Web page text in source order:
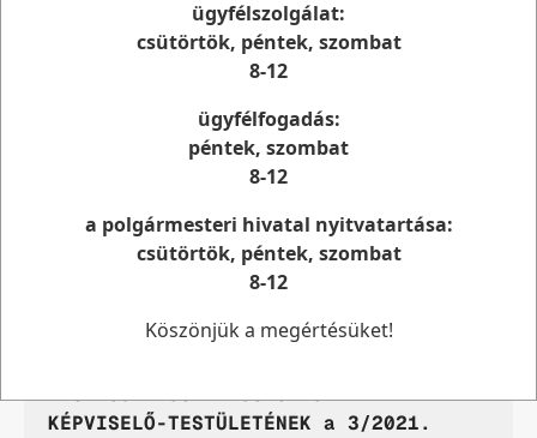
Költségvetés végrehajtása:
A végrehajtás PDF dokumentuma letölthető
A beszámoló PDF dokumentuma letölthető
TISZAÚJVÁROS VÁROS ÖNKORMÁNYZATA
KÉPVISELŐ-TESTÜLETÉNEK a 3/2021.
ügyfélszolgálat:
csütörtök, péntek, szombat
8-12
ügyfélfogadás:
péntek, szombat
8-12
a polgármesteri hivatal nyitvatartása:
csütörtök, péntek, szombat
8-12
Köszönjük a megértésüket!